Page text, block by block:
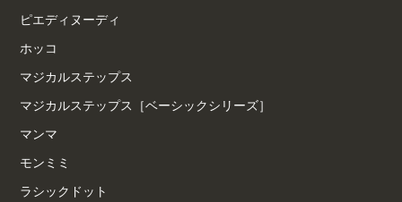
ピエディヌーディ
ホッコ
マジカルステップス
マジカルステップス［ベーシックシリーズ］
マンマ
モンミミ
ラシックドット